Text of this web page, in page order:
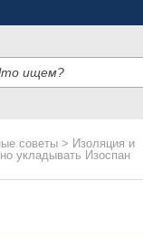
советы > Изоляция и
укладывать Изоспан